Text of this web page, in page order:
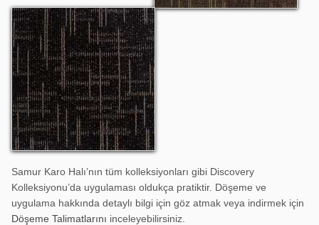
Discovery 1303
Samur Karo Halı’nın tüm kolleksiyonları gibi Discovery
Kolleksiyonu’da uygulaması oldukça pratiktir. Döşeme ve
uygulama hakkında detaylı bilgi için göz atmak veya indirmek için
Döşeme Talimatlarını inceleyebilirsiniz.